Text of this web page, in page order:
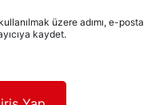
üzere adımı, e-posta
kaydet.